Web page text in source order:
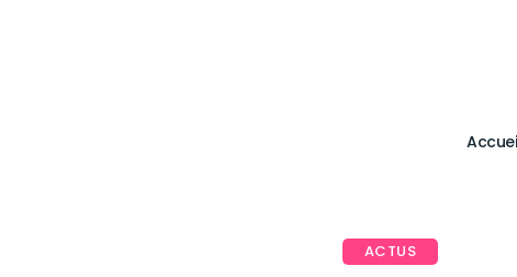
ACTUS